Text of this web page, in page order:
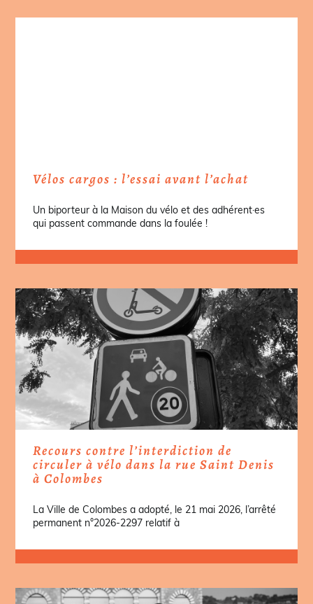
Vélos cargos : l’essai avant l’achat
Un biporteur à la Maison du vélo et des adhérent·es
qui passent commande dans la foulée !
Recours contre l’interdiction de
circuler à vélo dans la rue Saint Denis
à Colombes
La Ville de Colombes a adopté, le 21 mai 2026, l’arrêté
permanent n°2026-2297 relatif à